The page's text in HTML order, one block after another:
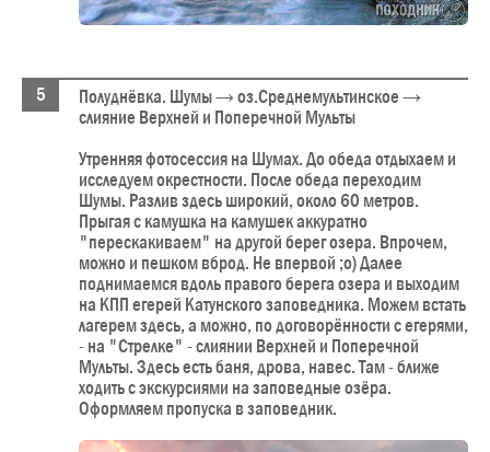
Полуднёвка. Шумы → оз.Среднемультинское →
слияние Верхней и Поперечной Мульты
Утренняя фотосессия на Шумах. До обеда отдыхаем и
исследуем окрестности. После обеда переходим
Шумы. Разлив здесь широкий, около 60 метров.
Прыгая с камушка на камушек аккуратно
"перескакиваем" на другой берег озера. Впрочем,
можно и пешком вброд. Не впервой ;о) Далее
поднимаемся вдоль правого берега озера и выходим
на КПП егерей Катунского заповедника. Можем встать
лагерем здесь, а можно, по договорённости с егерями,
- на "Стрелке" - слиянии Верхней и Поперечной
Мульты. Здесь есть баня, дрова, навес. Там - ближе
ходить с экскурсиями на заповедные озёра.
Оформляем пропуска в заповедник.